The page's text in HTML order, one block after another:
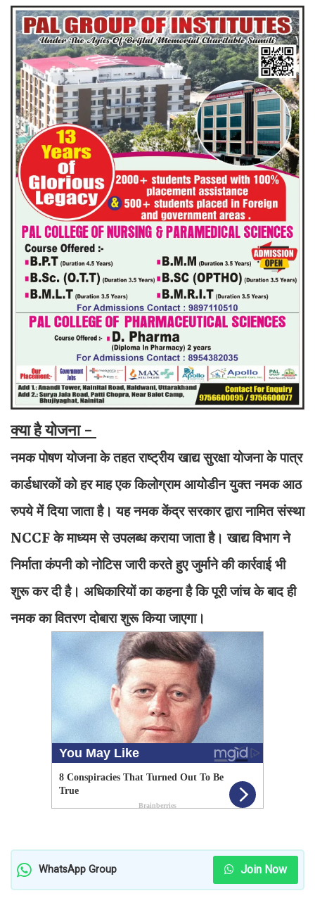
क्या है योजना -
नमक पोषण योजना के तहत राष्ट्रीय खाद्य सुरक्षा योजना के पात्र
कार्डधारकों को हर माह एक किलोग्राम आयोडीन युक्त नमक आठ
रुपये में दिया जाता है। यह नमक केंद्र सरकार द्वारा नामित संस्था
NCCF के माध्यम से उपलब्ध कराया जाता है। खाद्य विभाग ने
निर्माता कंपनी को नोटिस जारी करते हुए जुर्माने की कार्रवाई भी
शुरू कर दी है। अधिकारियों का कहना है कि पूरी जांच के बाद ही
नमक का वितरण दोबारा शुरू किया जाएगा।
WhatsApp Group Join Now